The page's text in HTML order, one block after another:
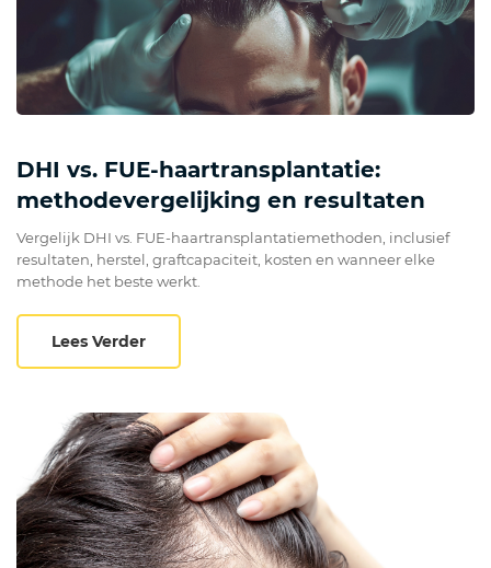
DHI vs. FUE-haartransplantatie:
methodevergelijking en resultaten
Vergelijk DHI vs. FUE-haartransplantatiemethoden, inclusief
resultaten, herstel, graftcapaciteit, kosten en wanneer elke
methode het beste werkt.
Lees VerderDHI vs. FUE-haartransplantatie: